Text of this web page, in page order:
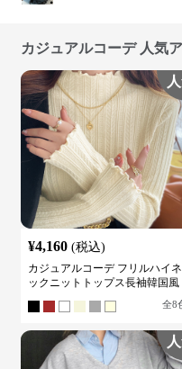
カジュアルコーデ 人気
¥4,160 (税込)
カジュアルコーデ フリルハイネ
ックニットトップス長袖韓国風
全8